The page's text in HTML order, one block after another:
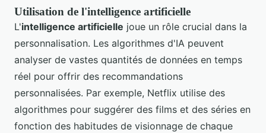
Utilisation de l'intelligence artificielle
L'intelligence artificielle joue un rôle crucial dans la
personnalisation. Les algorithmes d'IA peuvent
analyser de vastes quantités de données en temps
réel pour offrir des recommandations
personnalisées. Par exemple, Netflix utilise des
algorithmes pour suggérer des films et des séries en
fonction des habitudes de visionnage de chaque